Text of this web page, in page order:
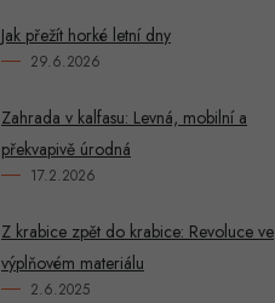
Jak přežít horké letní dny
29.6.2026
Zahrada v kalfasu: Levná, mobilní a
překvapivě úrodná
17.2.2026
Z krabice zpět do krabice: Revoluce ve
výplňovém materiálu
2.6.2025